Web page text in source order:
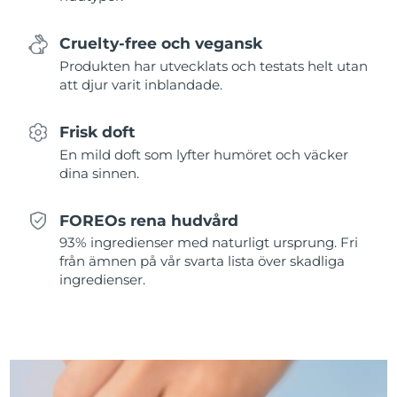
Cruelty-free och vegansk
Produkten har utvecklats och testats helt utan
att djur varit inblandade.
Frisk doft
En mild doft som lyfter humöret och väcker
dina sinnen.
FOREOs rena hudvård
93% ingredienser med naturligt ursprung. Fri
från ämnen på vår svarta lista över skadliga
ingredienser.
Singapore
Slovakien Förväntad leverans
Slovenien Förväntad leverans
Sydafrika
Sydkorea
Spanien Förväntad leverans
Sverige Förväntad leverans11/08/2026
Thailand Förväntad leverans